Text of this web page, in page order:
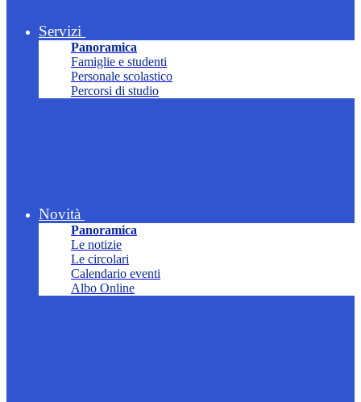
Servizi
Panoramica
Famiglie e studenti
Personale scolastico
Percorsi di studio
Novità
Panoramica
Le notizie
Le circolari
Calendario eventi
Albo Online